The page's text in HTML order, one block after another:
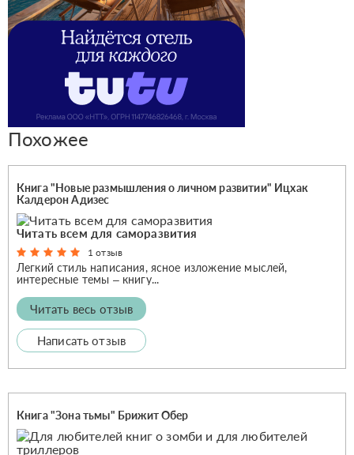
Похожее
Книга "Новые размышления о личном развитии" Ицхак
Калдерон Адизес
Читать всем для саморазвития
1 отзыв
Легкий стиль написания, ясное изложение мыслей,
интересные темы – книгу...
Читать весь отзыв
Написать отзыв
Книга "Зона тьмы" Брижит Обер